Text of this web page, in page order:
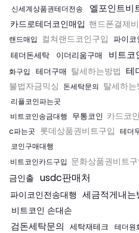
신세계상품권테더전송 엘포인트비
카드로테더코인매입 핸드폰결제
랜드매입 컬쳐랜드코인구입 파이코
테더돈세탁
이더리움구매 비트코
화구입 테더구매 탈세하는방법 테
불법자금믹싱 돈세탁문의 탈세하는
리플코인파는곳
비트코인송금대행 무통코인 카드코
c파는곳 롯데상품권비트구입 테더
코인구매대행
비트코인카드구입 문화상품권비트구
금인출 usdc판매처
파이코인전송대행 세금적게내는
비트코인 손대손
검돈세탁문의 세탁재테크 테더원